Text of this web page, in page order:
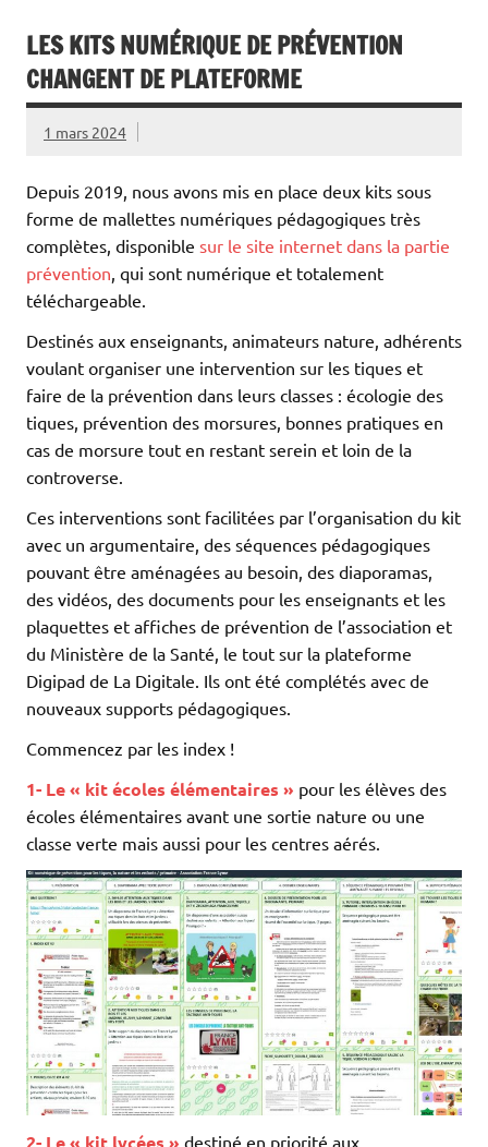
LES KITS NUMÉRIQUE DE PRÉVENTION
CHANGENT DE PLATEFORME
1 mars 2024
Depuis 2019, nous avons mis en place deux kits sous
forme de mallettes numériques pédagogiques très
complètes, disponible sur le site internet dans la partie
prévention , qui sont numérique et totalement
téléchargeable.
Destinés aux enseignants, animateurs nature, adhérents
voulant organiser une intervention sur les tiques et
faire de la prévention dans leurs classes : écologie des
tiques, prévention des morsures, bonnes pratiques en
cas de morsure tout en restant serein et loin de la
controverse.
Ces interventions sont facilitées par l’organisation du kit
avec un argumentaire, des séquences pédagogiques
pouvant être aménagées au besoin, des diaporamas,
des vidéos, des documents pour les enseignants et les
plaquettes et affiches de prévention de l’association et
du Ministère de la Santé, le tout sur la plateforme
Digipad de La Digitale. Ils ont été complétés avec de
nouveaux supports pédagogiques.
Commencez par les index !
1- Le « kit écoles élémentaires » pour les élèves des
écoles élémentaires avant une sortie nature ou une
classe verte mais aussi pour les centres aérés.
2- Le « kit lycées » destiné en priorité aux